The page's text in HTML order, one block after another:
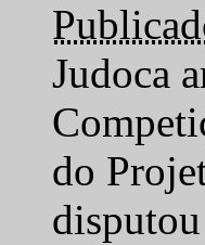
Judoca
do